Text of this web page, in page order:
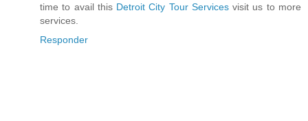
time to avail this Detroit City Tour Servicesvisit us to more
services.
Responder